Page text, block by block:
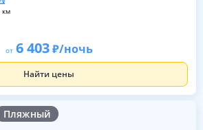
км
от 6 403 /ночь
Найти цены
Пляжный